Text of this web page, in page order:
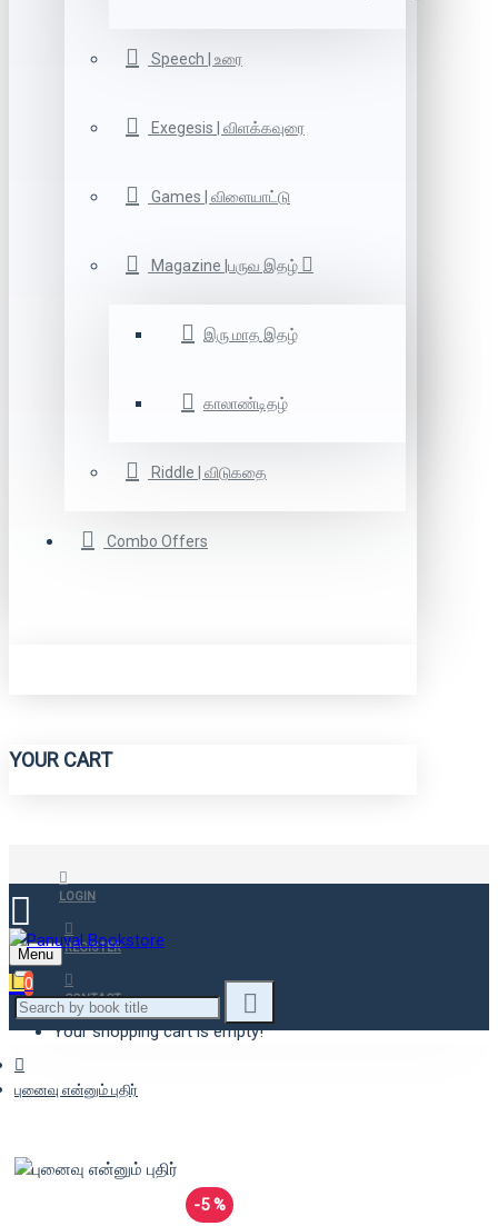
Speech | உரை
Exegesis | விளக்கவுரை
Games | விளையாட்டு
Magazine |பருவ இதழ்
இரு மாத இதழ்
காலாண்டிதழ்
Riddle | விடுகதை
Combo Offers
YOUR CART
LOGIN
REGISTER
CONTACT
Menu
0
Your shopping cart is empty!
புனைவு என்னும் புதிர்
-5 %